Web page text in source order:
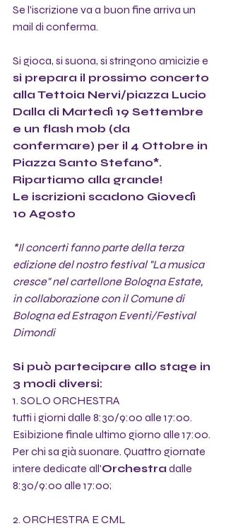
Se l'iscrizione va a buon fine arriva un
mail di conferma.
Si gioca, si suona, si stringono amicizie e
si prepara il prossimo concerto
alla Tettoia Nervi/piazza Lucio
Dalla di Martedì 19 Settembre
e un flash mob (da
confermare) per il 4 Ottobre in
Piazza Santo Stefano*.
Ripartiamo alla grande!
Le iscrizioni scadono Giovedì
10 Agosto
*Il concerti fanno parte della terza
edizione del nostro festival "La musica
cresce" nel cartellone Bologna Estate,
in collaborazione con il Comune di
Bologna ed Estragon Eventi/Festival
Dimondi
Si può partecipare allo stage in
3 modi diversi:
1. SOLO ORCHESTRA
tutti i giorni dalle 8:30/9:00 alle 17:00.
Esibizione finale ultimo giorno alle 17:00.
Per chi sa già suonare. Quattro giornate
intere dedicate all'Orchestra dalle
8:30/9:00 alle 17:00;
2. ORCHESTRA E CML